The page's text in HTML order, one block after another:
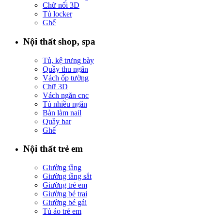
Chữ nổi 3D
Tủ locker
Ghế
Nội thất shop, spa
Tủ, kệ trưng bày
Quầy thu ngân
Vách ốp tường
Chữ 3D
Vách ngăn cnc
Tủ nhiều ngăn
Bàn làm nail
Quầy bar
Ghế
Nội thất trẻ em
Giường tầng
Giường tầng sắt
Giường trẻ em
Giường bé trai
Giường bé gái
Tủ áo trẻ em